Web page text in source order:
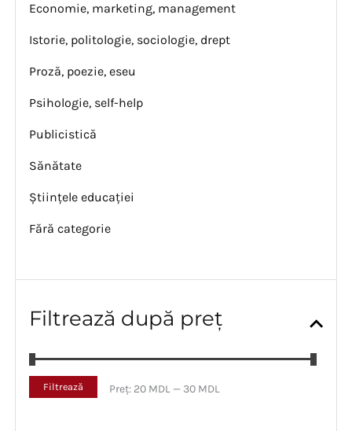
Economie, marketing, management
Istorie, politologie, sociologie, drept
Proză, poezie, eseu
Psihologie, self-help
Publicistică
Sănătate
Științele educației
Fără categorie
Filtrează după preț
Filtrează Preț: 20 MDL — 30 MDL